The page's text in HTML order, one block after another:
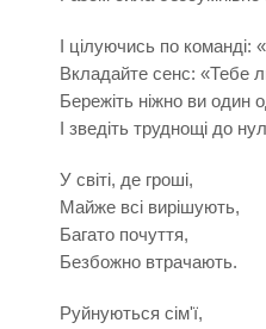
І цілуючись по команді:
Вкладайте сенс: «Тебе
Бережіть ніжно ви один
І зведіть труднощі до
У світі, де гроші,
Майже всі вирішують,
Багато почуття,
Безбожно втрачають.
Руйнуються сім'ї,